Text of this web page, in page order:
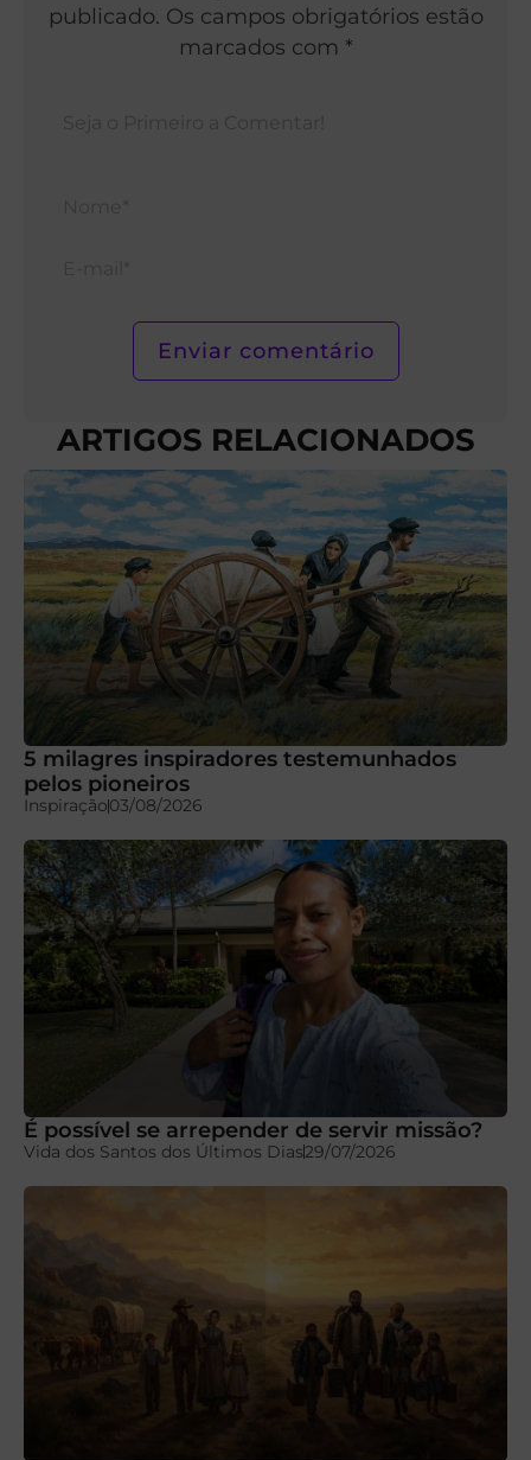
publicado. Os campos obrigatórios estão
marcados com *
ARTIGOS RELACIONADOS
5 milagres inspiradores testemunhados
pelos pioneiros
Inspiração03/08/2026
É possível se arrepender de servir missão?
Vida dos Santos dos Últimos Dias29/07/2026